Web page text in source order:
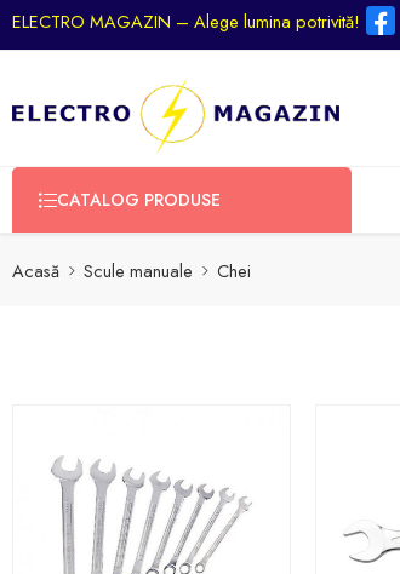
ELECTRO MAGAZIN – Alege lumina potrivită!
CATALOG PRODUSE
Acasă Scule manuale Chei